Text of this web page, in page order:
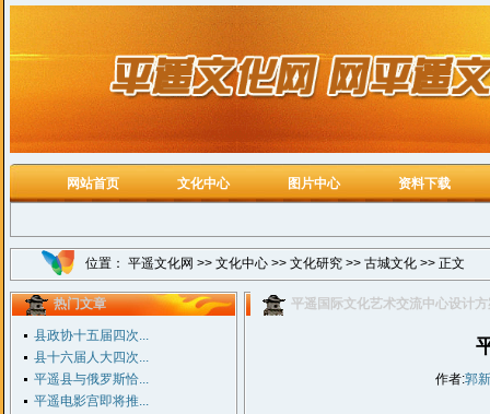
网站首页 文化中心 图片中心 资料下载
位置： 平遥文化网 >> 文化中心 >> 文化研究 >> 古城文化 >> 正文
热门文章
县政协十五届四次...
县十六届人大四次...
平遥县与俄罗斯恰...
平遥电影宫即将推...
平遥国际文化艺术交流中心设计
作者:郭